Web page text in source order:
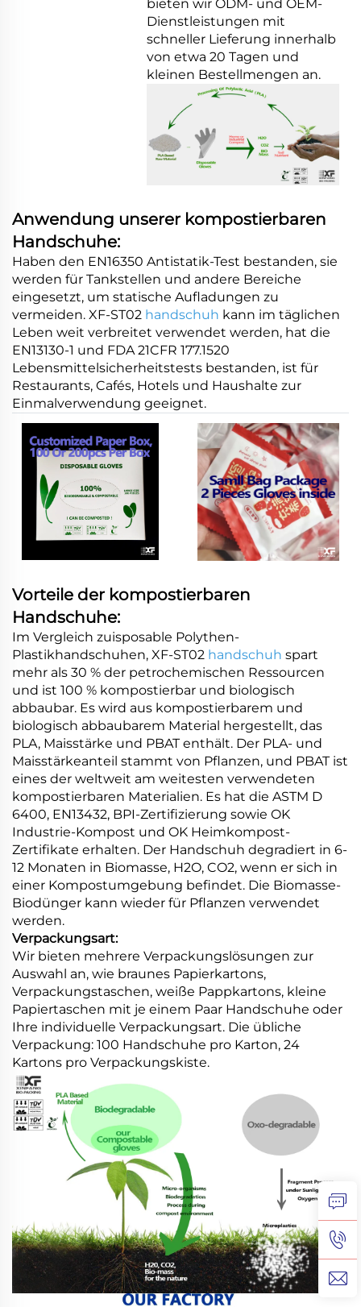
bieten wir ODM- und OEM-
Dienstleistungen mit
schneller Lieferung innerhalb
von etwa 20 Tagen und
kleinen Bestellmengen an.
Anwendung unserer kompostierbaren
Handschuhe:
Haben den EN16350 Antistatik-Test bestanden, sie
werden für Tankstellen und andere Bereiche
eingesetzt, um statische Aufladungen zu
vermeiden. XF-ST02 handschuh kann im täglichen
Leben weit verbreitet verwendet werden, hat die
EN13130-1 und FDA 21CFR 177.1520
Lebensmittelsicherheitstests bestanden, ist für
Restaurants, Cafés, Hotels und Haushalte zur
Einmalverwendung geeignet.
Vorteile der kompostierbaren
Handschuhe:
Im Vergleich zuisposable Polythen-
Plastikhandschuhen, XF-ST02 handschuh spart
mehr als 30 % der petrochemischen Ressourcen
und ist 100 % kompostierbar und biologisch
abbaubar. Es wird aus kompostierbarem und
biologisch abbaubarem Material hergestellt, das
PLA, Maisstärke und PBAT enthält. Der PLA- und
Maisstärkeanteil stammt von Pflanzen, und PBAT ist
eines der weltweit am weitesten verwendeten
kompostierbaren Materialien. Es hat die ASTM D
6400, EN13432, BPI-Zertifizierung sowie OK
Industrie-Kompost und OK Heimkompost-
Zertifikate erhalten. Der Handschuh degradiert in 6-
12 Monaten in Biomasse, H2O, CO2, wenn er sich in
einer Kompostumgebung befindet. Die Biomasse-
Biodünger kann wieder für Pflanzen verwendet
werden.
Verpackungsart:
Wir bieten mehrere Verpackungslösungen zur
Auswahl an, wie braunes Papierkartons,
Verpackungstaschen, weiße Pappkartons, kleine
Papiertaschen mit je einem Paar Handschuhe oder
Ihre individuelle Verpackungsart. Die übliche
Verpackung: 100 Handschuhe pro Karton, 24
Kartons pro Verpackungskiste.